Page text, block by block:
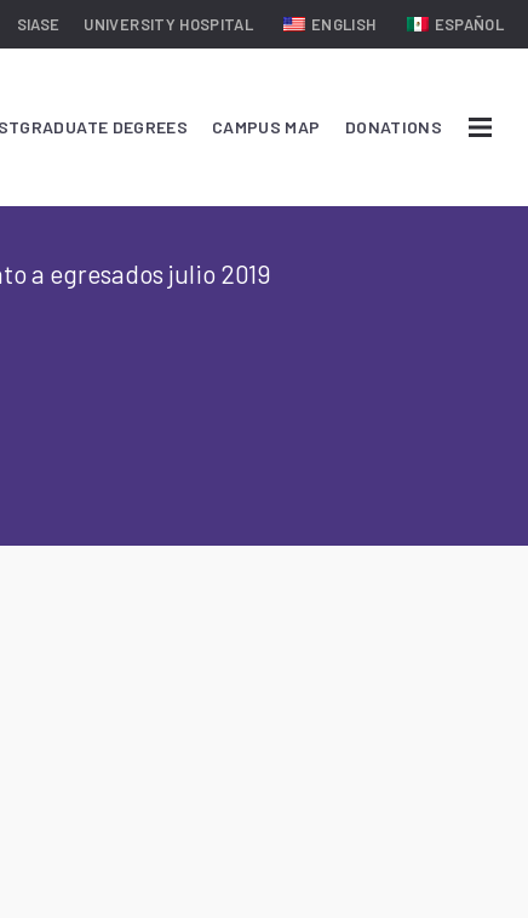
SIASE UNIVERSITY HOSPITAL ENGLISH ESPAÑOL
DEGREES CAMPUS MAP DONATIONS
a egresados julio 2019